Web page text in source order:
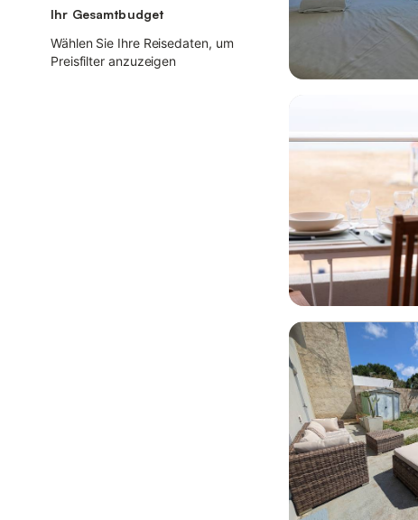
Ihr Gesamtbudget
Wählen Sie Ihre Reisedaten, um
Preisfilter anzuzeigen